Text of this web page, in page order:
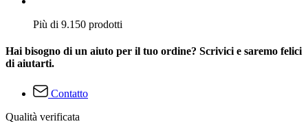
Più di 9.150 prodotti
Hai bisogno di un aiuto per il tuo ordine? Scrivici e saremo felici
di aiutarti.
Contatto
Qualità verificata